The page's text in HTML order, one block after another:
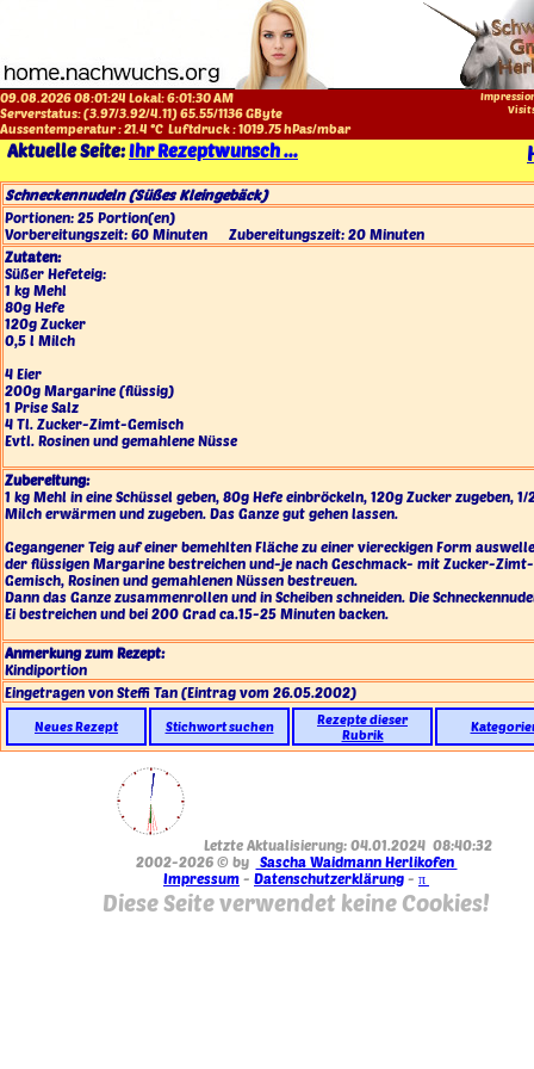
09.08.2026 08:01:24 Lokal:6:01:30 AM
Serverstatus: (3.97/3.92/4.11)65.55/1136GByte
Aussentemperatur :21.4 °C Luftdruck :1019.75hPas/mbar
Aktuelle Seite:Ihr Rezeptwunsch ...
Schneckennudeln (Süßes Kleingebäck)
Portionen: 25 Portion(en)
Vorbereitungszeit: 60 Minuten Zubereitungszeit: 20 Minuten
Zutaten:
Süßer Hefeteig:
1 kg Mehl
80g Hefe
120g Zucker
0,5 l Milch
4 Eier
200g Margarine (flüssig)
1 Prise Salz
4 Tl. Zucker-Zimt-Gemisch
Evtl. Rosinen und gemahlene Nüsse
Zubereitung:
1 kg Mehl in eine Schüssel geben, 80g Hefe einbröckeln, 120g Zucker zugeben, 1/
Milch erwärmen und zugeben. Das Ganze gut gehen lassen.
Gegangener Teig auf einer bemehlten Fläche zu einer viereckigen Form
der flüssigen Margarine bestreichen und-je nach Geschmack- mit Zucker-Zimt-
Gemisch, Rosinen und gemahlenen Nüssen bestreuen.
Dann das Ganze zusammenrollen und in Scheiben schneiden. Die
Ei bestreichen und bei 200 Grad ca.15-25 Minuten backen.
Anmerkung zum Rezept:
Kindiportion
Eingetragen von Steffi Tan (Eintrag vom 26.05.2002)
Neues Rezept Stichwort suchen
Rezepte dieser
Rubrik
Letzte Aktualisierung: 04.01.2024 08:40:32
2002-2026 © by
Sascha Waidmann Herlikofen
Impressum - Datenschutzerklärung - π
Diese Seite verwendet keine Cookies!